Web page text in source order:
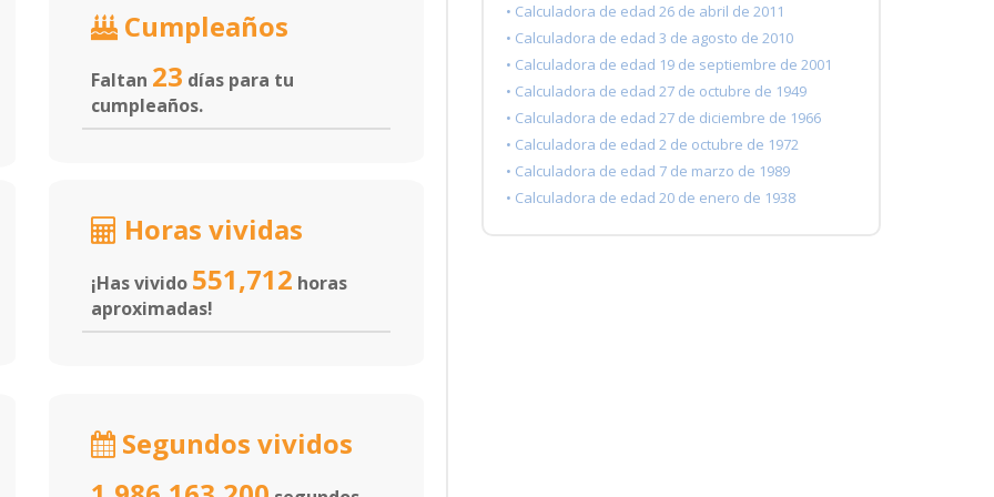
Cumpleaños
Faltan 23 días para tu
cumpleaños.
Horas vividas
¡Has vivido 551,712 horas
aproximadas!
Segundos vividos
• Calculadora de edad 26 de abril de 2011
• Calculadora de edad 3 de agosto de 2010
• Calculadora de edad 19 de septiembre de 2001
• Calculadora de edad 27 de octubre de 1949
• Calculadora de edad 27 de diciembre de 1966
• Calculadora de edad 2 de octubre de 1972
• Calculadora de edad 7 de marzo de 1989
• Calculadora de edad 20 de enero de 1938